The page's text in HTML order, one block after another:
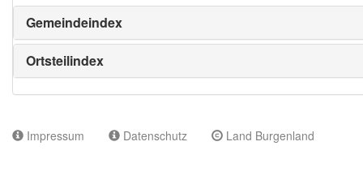
Gemeindeindex
Ortsteilindex
Impressum Datenschutz Land Burgenland